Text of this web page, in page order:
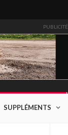
PUBLICITÉ
SUPPLÉMENTS